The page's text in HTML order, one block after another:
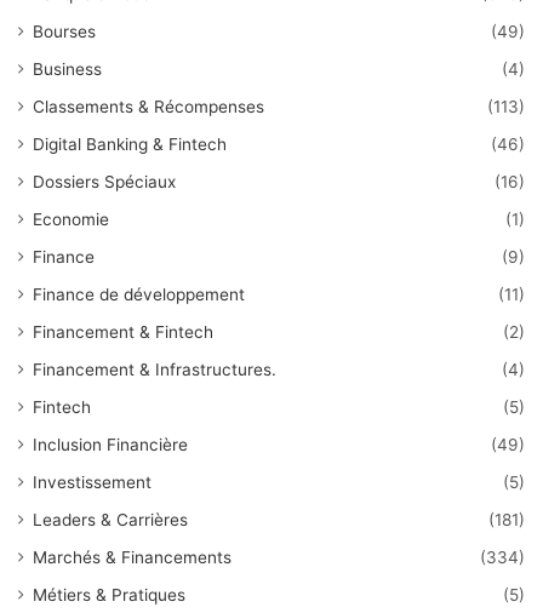
Bourses
(49)
Business
(4)
Classements & Récompenses
(113)
Digital Banking & Fintech
(46)
Dossiers Spéciaux
(16)
Economie
(1)
Finance
(9)
Finance de développement
(11)
Financement & Fintech
(2)
Financement & Infrastructures.
(4)
Fintech
(5)
Inclusion Financière
(49)
Investissement
(5)
Leaders & Carrières
(181)
Marchés & Financements
(334)
Métiers & Pratiques
(5)